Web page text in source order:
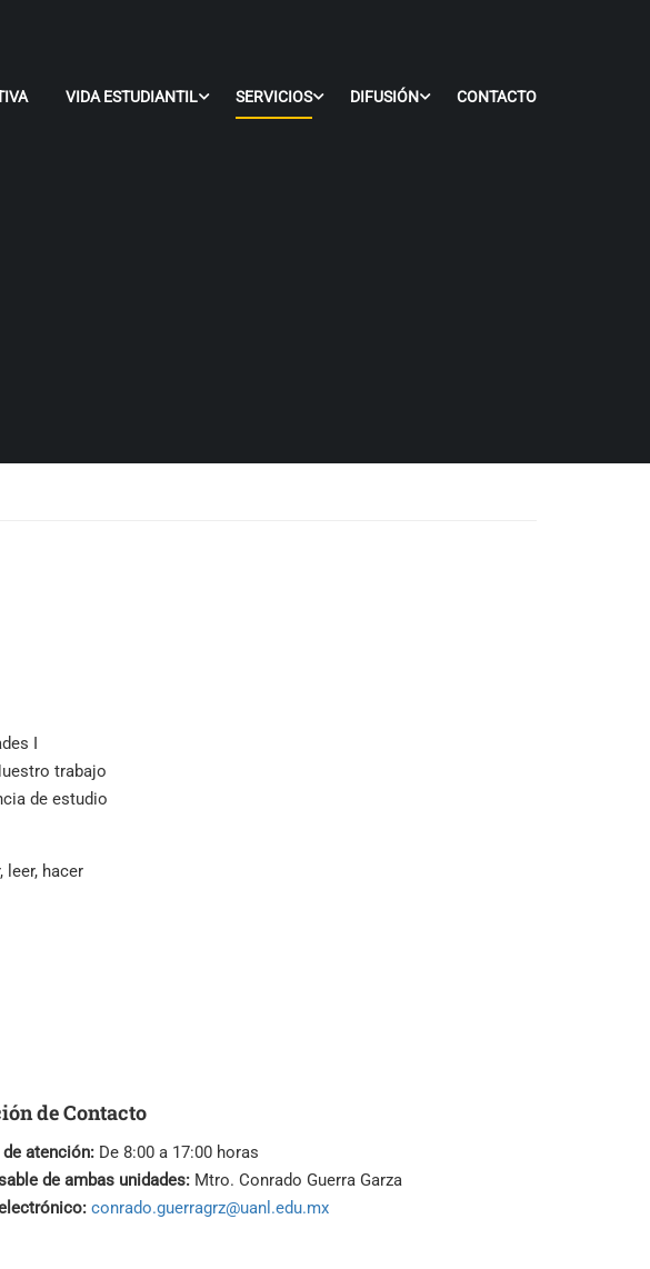
VIDA ESTUDIANTIL SERVICIOS DIFUSIÓN CONTACTO
I
trabajo
de estudio
hacer
de Contacto
atención: De 8:00 a 17:00 horas
de ambas unidades: Mtro. Conrado Guerra Garza
conrado.guerragrz@uanl.edu.mx